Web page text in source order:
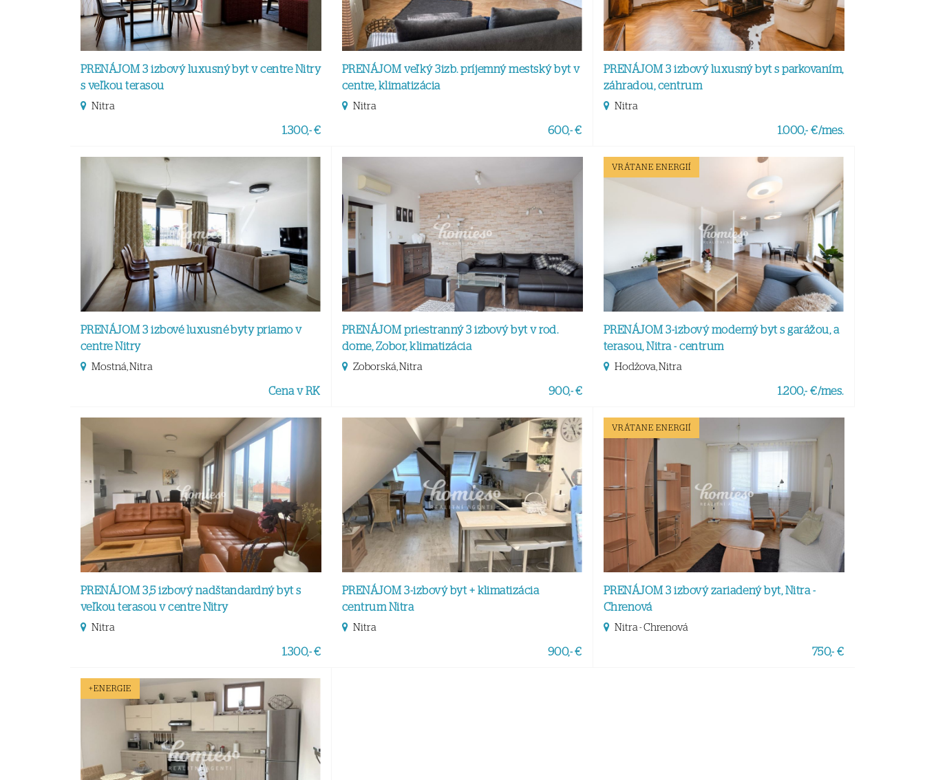
PRENÁJOM 3 izbový luxusný byt v centre Nitry
s veľkou terasou
Nitra
1.300,- €
PRENÁJOM veľký 3izb. príjemný mestský byt v
centre, klimatizácia
Nitra
600,- €
PRENÁJOM 3 izbový luxusný byt s parkovaním,
záhradou, centrum
Nitra
1.000,- €/mes.
PRENÁJOM 3 izbové luxusné byty priamo v
centre Nitry
Mostná, Nitra
Cena v RK
PRENÁJOM priestranný 3 izbový byt v rod.
dome, Zobor, klimatizácia
Zoborská, Nitra
900,- €
VRÁTANE ENERGIÍ
PRENÁJOM 3-izbový moderný byt s garážou, a
terasou, Nitra - centrum
Hodžova, Nitra
1.200,- €/mes.
PRENÁJOM 3,5 izbový nadštandardný byt s
veľkou terasou v centre Nitry
Nitra
1.300,- €
PRENÁJOM 3-izbový byt + klimatizácia
centrum Nitra
Nitra
900,- €
VRÁTANE ENERGIÍ
PRENÁJOM 3 izbový zariadený byt, Nitra -
Chrenová
Nitra - Chrenová
750,- €
+ENERGIE